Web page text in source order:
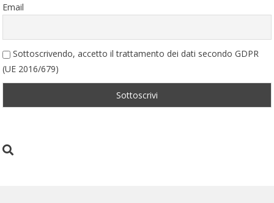
Email
Sottoscrivendo, accetto il trattamento dei dati secondo GDPR
(UE 2016/679)